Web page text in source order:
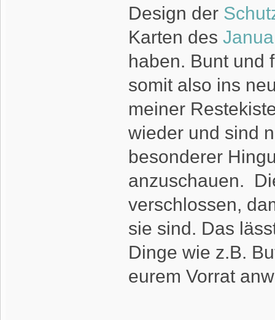
Design der
Karten des
haben. Bunt und
somit also ins
meiner
wieder und sind
besonderer
anzuschauen.
verschlossen,
sie sind. Das
Dinge wie z.B.
eurem Vorrat